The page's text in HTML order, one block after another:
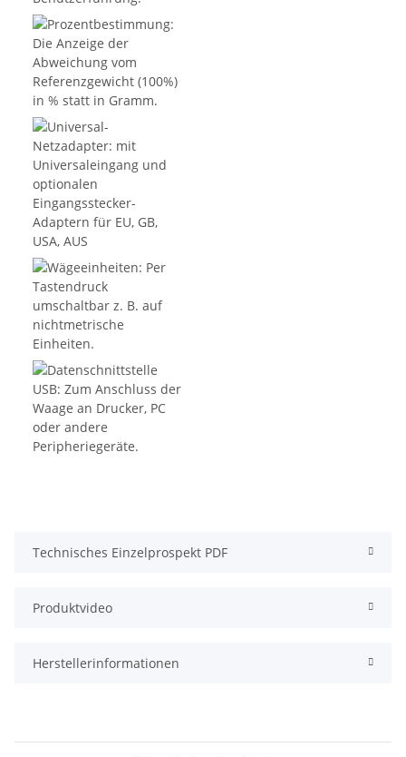
Technisches Einzelprospekt PDF
Produktvideo
Herstellerinformationen